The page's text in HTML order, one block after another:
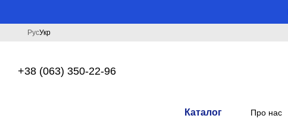
РусУкр
+38 (063) 350-22-96
Каталог Про нас